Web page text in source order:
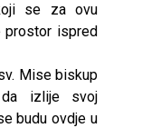
se za ovu
prostor ispred
Mise biskup
da izlije svoj
budu ovdje u